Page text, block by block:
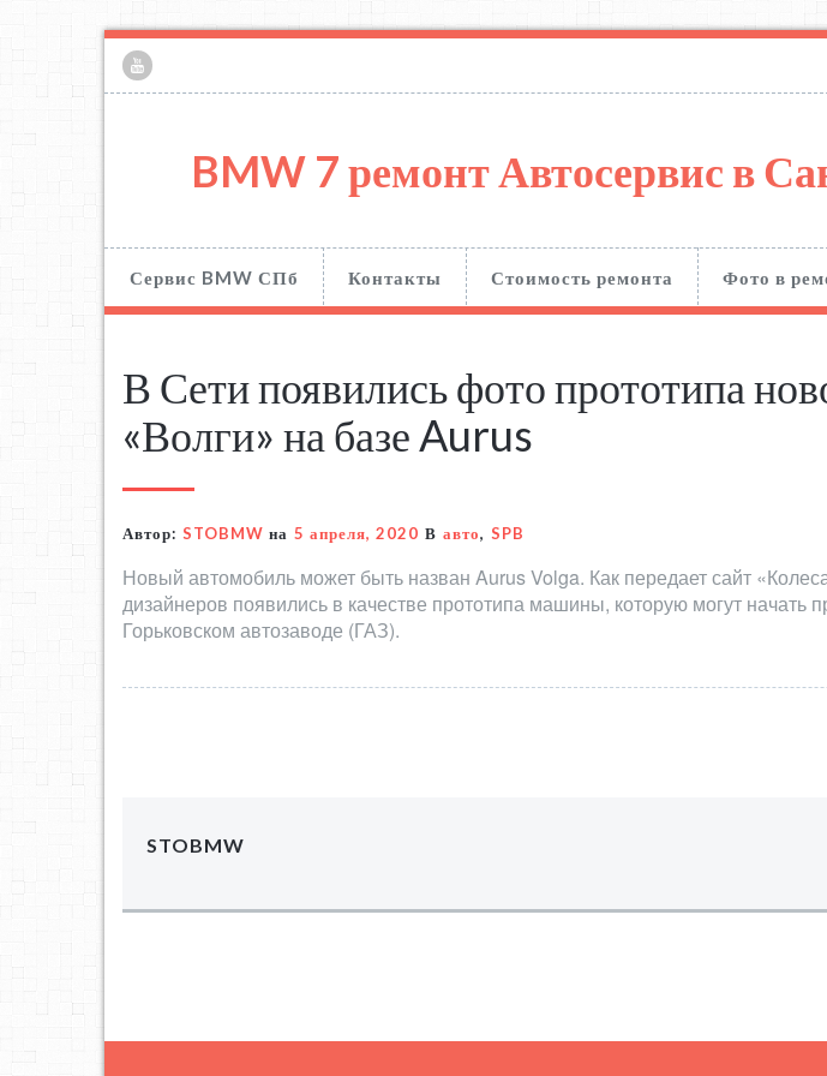
BMW 7 ремонт Автосервис в
Сервис BMW СПб Контакты Стоимость ремонта Фото в
В Сети появились фото прототипа
«Волги» на базе Aurus
Автор: STOBMW на 5 апреля, 2020 В авто, SPB
Новый автомобиль может быть назван Aurus Volga. Как передает сайт
дизайнеров появились в качестве прототипа машины, которую могут начать
Горьковском автозаводе (ГАЗ).
STOBMW